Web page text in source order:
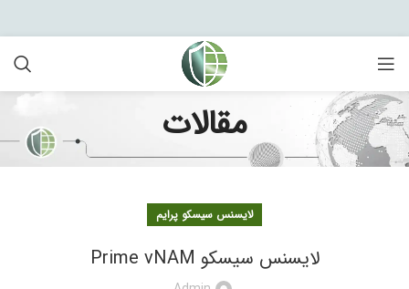
مقالات
لایسنس سیسکو پرایم
لایسنس سیسکو Prime vNAM